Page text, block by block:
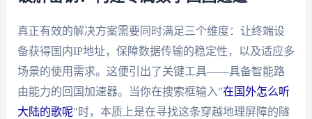
真正有效的解决方案需要同时满足三个维度：让终端设
备获得国内IP地址，保障数据传输的稳定性，以及适应多
场景的使用需求。这便引出了关键工具——具备智能路
由能力的回国加速器。当你在搜索框输入"在国外怎么听
大陆的歌呢"时，本质上是在寻找这条穿越地理屏障的隧